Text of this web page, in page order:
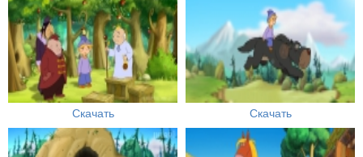
Скачать Скачать